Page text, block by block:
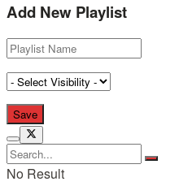
Add New Playlist
No Result